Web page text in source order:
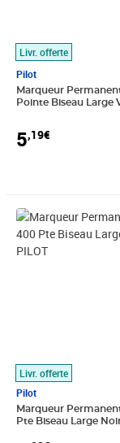
Livr. offerte
Pilot
Marqueur
Pointe Biseau Large
5,19€
Livr. offerte
Pilot
Marqueur
Pte Biseau Large
Prix 3,92€